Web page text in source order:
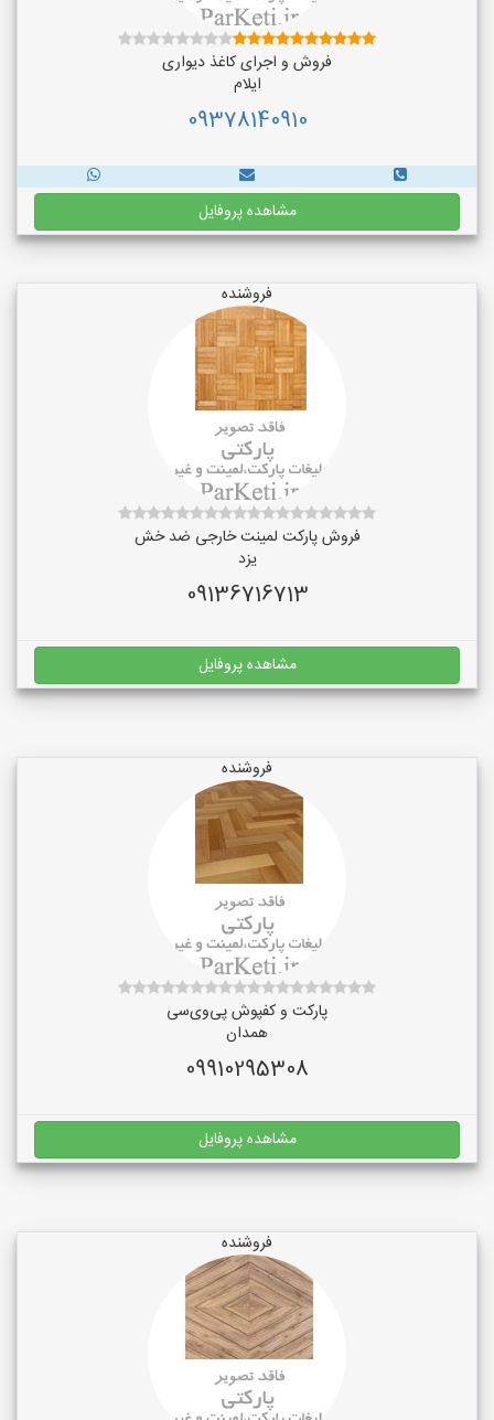
فروش و اجرای کاغذ دیواری
ایلام
09378140910
مشاهده پروفایل
فروشنده
فروش پارکت لمینت خارجی ضد خش
یزد
09136716713
مشاهده پروفایل
فروشنده
پارکت و کفپوش پی‌وی‌سی
همدان
09910295308
مشاهده پروفایل
فروشنده